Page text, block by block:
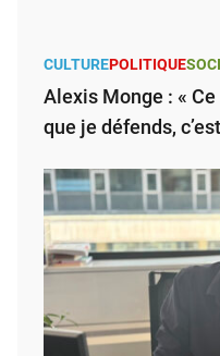
CULTUREPOLITIQUE
Alexis Monge : « Ce
que je défends,